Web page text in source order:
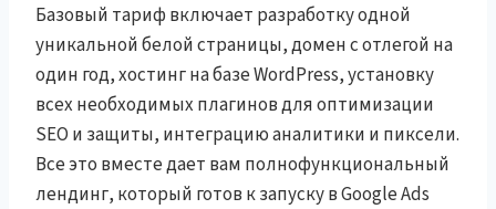
Базовый тариф включает разработку одной
уникальной белой страницы, домен с отлегой на
один год, хостинг на базе WordPress, установку
всех необходимых плагинов для оптимизации
SEO и защиты, интеграцию аналитики и пиксели.
Все это вместе дает вам полнофункциональный
лендинг, который готов к запуску в Google Ads